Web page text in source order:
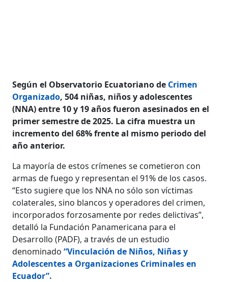
Según el Observatorio Ecuatoriano de Crimen
Organizado, 504 niñas, niños y adolescentes
(NNA) entre 10 y 19 años fueron asesinados en el
primer semestre de 2025. La cifra muestra un
incremento del 68% frente al mismo periodo del
año anterior.
La mayoría de estos crímenes se cometieron con
armas de fuego y representan el 91% de los casos.
“Esto sugiere que los NNA no sólo son víctimas
colaterales, sino blancos y operadores del crimen,
incorporados forzosamente por redes delictivas”,
detalló la Fundación Panamericana para el
Desarrollo (PADF), a través de un estudio
denominado“Vinculación de Niños, Niñas y
Adolescentes a Organizaciones Criminales en
Ecuador”.